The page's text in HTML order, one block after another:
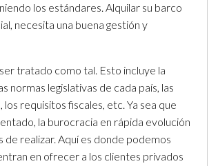
los estándares. Alquilar su barco
necesita una buena gestión y
tratado como tal. Esto incluye la
normas legislativas de cada país, las
requisitos fiscales, etc. Ya sea que
la burocracia en rápida evolución
realizar. Aquí es donde podemos
en ofrecer a los clientes privados